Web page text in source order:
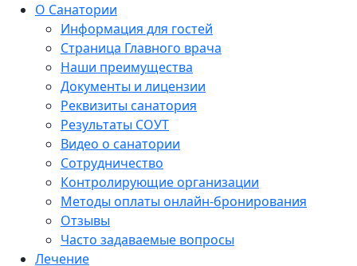
О Санатории
Информация для гостей
Страница Главного врача
Наши преимущества
Документы и лицензии
Реквизиты санатория
Результаты СОУТ
Видео о санатории
Сотрудничество
Контролирующие организации
Методы оплаты онлайн-бронирования
Отзывы
Часто задаваемые вопросы
Лечение